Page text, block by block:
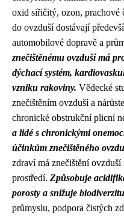
oxid siřičitý, ozon, prachové
do ovzduší dostávají
automobilové dopravě a
znečištěnému ovzduší má
dýchací systém,
vzniku rakoviny. Vědecké
znečištěním ovzduší a
chronické obstrukční plicní
a lidé s chronickými
účinkům znečištěného
zdraví má znečištění
prostředí. Způsobuje
porosty a snižuje
průmyslu, podpora čistých